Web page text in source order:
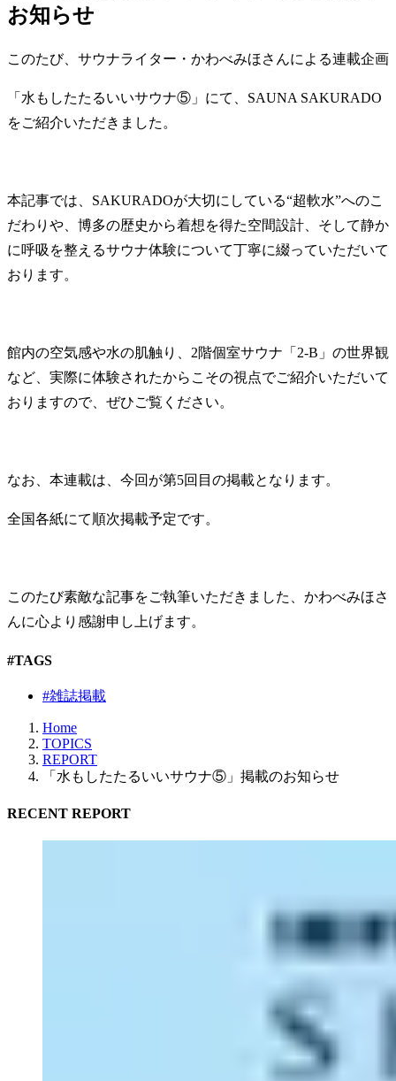
お知らせ
このたび、サウナライター・かわべみほさんによる連載企画
「水もしたたるいいサウナ⑤」にて、SAUNA SAKURADO
をご紹介いただきました。
本記事では、SAKURADOが大切にしている“超軟水”へのこ
だわりや、博多の歴史から着想を得た空間設計、そして静か
に呼吸を整えるサウナ体験について丁寧に綴っていただいて
おります。
館内の空気感や水の肌触り、2階個室サウナ「2-B」の世界観
など、実際に体験されたからこその視点でご紹介いただいて
おりますので、ぜひご覧ください。
なお、本連載は、今回が第5回目の掲載となります。
全国各紙にて順次掲載予定です。
このたび素敵な記事をご執筆いただきました、かわべみほさ
んに心より感謝申し上げます。
#TAGS
#雑誌掲載
Home
TOPICS
REPORT
「水もしたたるいいサウナ⑤」掲載のお知らせ
RECENT REPORT